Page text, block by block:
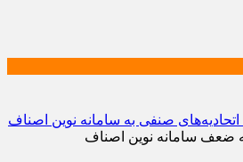
ضعف سامانه نوین اصناف